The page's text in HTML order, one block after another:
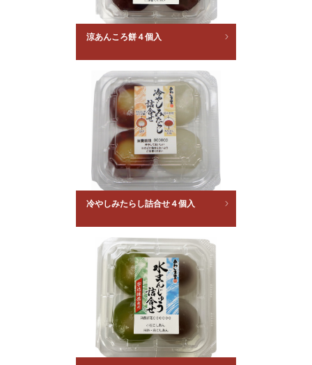
涼あんころ餅４個入
冷やしみたらし詰合せ４個入